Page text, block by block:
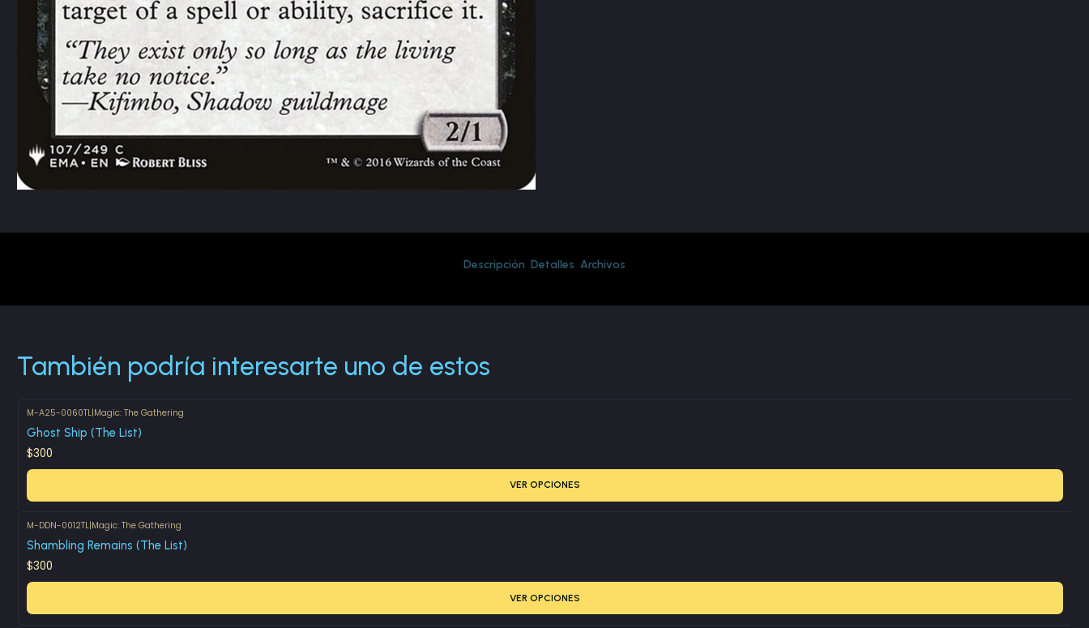
Descripción Detalles Archivos
También podría interesarte uno de estos
M-A25-0060TL|Magic: The Gathering
Ghost Ship (The List)
$300
VER OPCIONES
M-DDN-0012TL|Magic: The Gathering
Shambling Remains (The List)
$300
VER OPCIONES